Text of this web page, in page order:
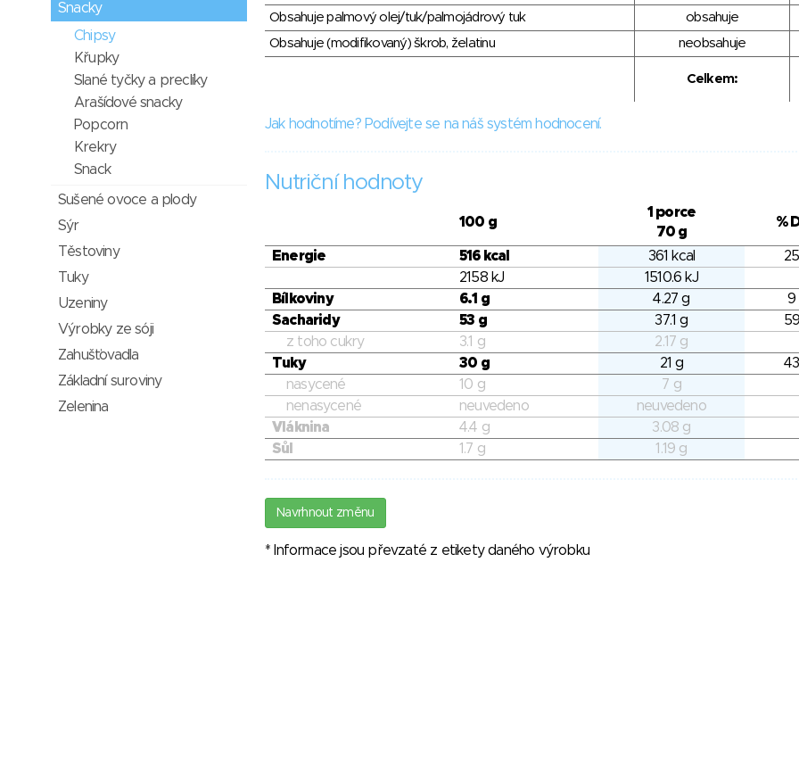
Obsahuje palmový olej/tuk/palmojádrový tuk
obsahuje
Obsahuje (modifikovaný) škrob, želatinu
neobsahuje
Celkem:
Jak hodnotíme? Podívejte se na náš systém hodnocení.
Nutriční hodnoty
100 g
1 porce
70 g
%
Energie 516 kcal 361 kcal
2158 kJ
1510.6 kJ
Bílkoviny
6.1 g 4.27 g
9
Sacharidy
53 g 37.1 g
z toho cukry
3.1 g
2.17 g
Tuky
30 g 21 g
nasycené
10 g
7 g
nenasycené
neuvedeno
neuvedeno
Vláknina
4.4 g
3.08 g
Sůl
1.7 g 1.19 g
Navrhnout změnu
* Informace jsou převzaté z etikety daného výrobku
Snacky
Chipsy
Křupky
Slané tyčky a preclíky
Arašídové snacky
Popcorn
Krekry
Snack
Sušené ovoce a plody
Sýr
Těstoviny
Tuky
Uzeniny
Výrobky ze sóji
Zahušťovadla
Základní suroviny
Zelenina